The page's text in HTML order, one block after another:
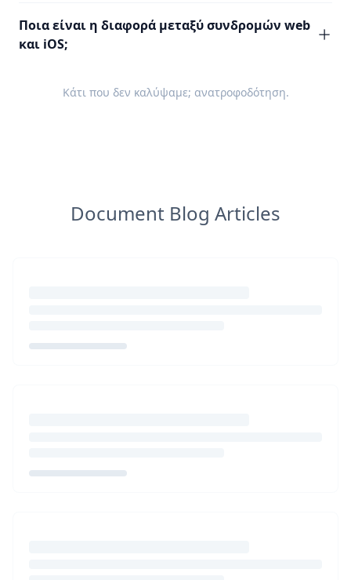
Ποια είναι η διαφορά μεταξύ συνδρομών web
και iOS;
Κάτι που δεν καλύψαμε; ανατροφοδότηση.
Document Blog Articles